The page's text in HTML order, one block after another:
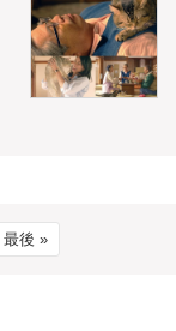
最後 »